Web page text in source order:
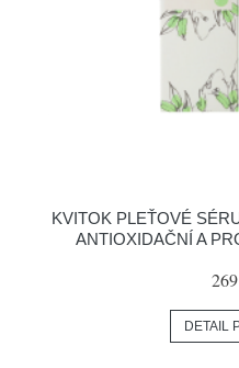
KVITOK PLEŤOVÉ
ANTIOXIDAČNÍ A
DETAIL